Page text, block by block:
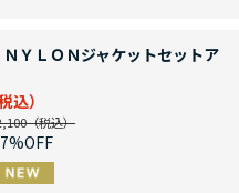
ＹＬＯＮジャケットセットア